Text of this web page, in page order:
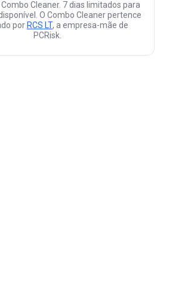
Cleaner. 7 dias limitados para
O Combo Cleaner pertence
por RCS LT, a empresa-mãe de
PCRisk.